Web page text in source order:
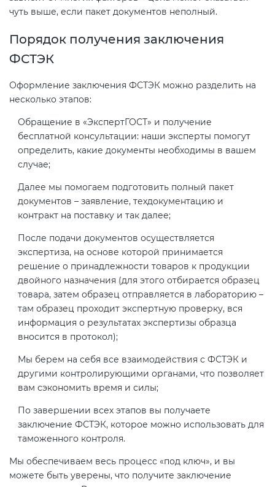
чуть выше, если пакет документов неполный.
Порядок получения заключения
ФСТЭК
Оформление заключения ФСТЭК можно разделить на
несколько этапов:
Обращение в «ЭкспертГОСТ» и получение
бесплатной консультации: наши эксперты помогут
определить, какие документы необходимы в вашем
случае;
Далее мы помогаем подготовить полный пакет
документов – заявление, техдокументацию и
контракт на поставку и так далее;
После подачи документов осуществляется
экспертиза, на основе которой принимается
решение о принадлежности товаров к продукции
двойного назначения (для этого отбирается образец
товара, затем образец отправляется в лабораторию –
там образец проходит экспертную проверку, вся
информация о результатах экспертизы образца
вносится в протокол);
Мы берем на себя все взаимодействия с ФСТЭК и
другими контролирующими органами, что позволяет
вам сэкономить время и силы;
По завершении всех этапов вы получаете
заключение ФСТЭК, которое можно использовать для
таможенного контроля.
Мы обеспечиваем весь процесс «под ключ», и вы
можете быть уверены, что получите заключение